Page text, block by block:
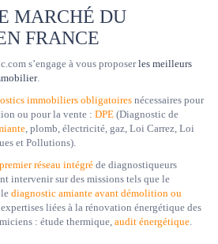
MARCHÉ DU
FRANCE
s’engage à vous proposerles meilleurs
.
immobiliers obligatoires nécessaires pour
ou pour la vente : DPE (Diagnostic de
, plomb, électricité, gaz, Loi Carrez, Loi
et Pollutions).
premier réseau intégré de diagnostiqueurs
intervenir sur des missions tels que le
diagnostic amiante avant démolition ou
expertises liées à la rénovation énergétique des
: étude thermique, audit énergétique